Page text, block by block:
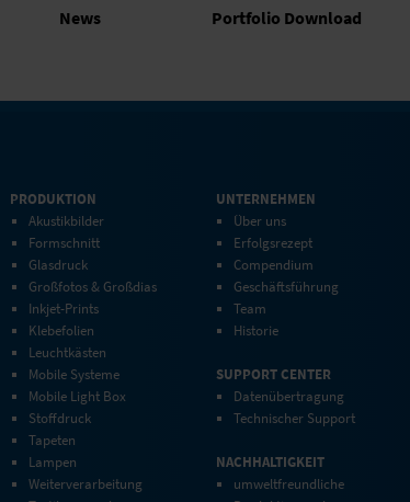
News Portfolio Download
PRODUKTION
Akustikbilder
Formschnitt
Glasdruck
Großfotos & Großdias
Inkjet-Prints
Klebefolien
Leuchtkästen
Mobile Systeme
Mobile Light Box
Stoffdruck
Tapeten
Lampen
Weiterverarbeitung
UNTERNEHMEN
Über uns
Erfolgsrezept
Compendium
Geschäftsführung
Team
Historie
SUPPORT CENTER
Datenübertragung
Technischer Support
NACHHALTIGKEIT
umweltfreundliche